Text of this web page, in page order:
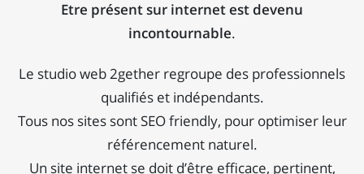
Etre présent sur internet est devenu
incontournable.
Le studio web 2gether regroupe des professionnels
qualifiés et indépendants.
Tous nos sites sont SEO friendly, pour optimiser leur
référencement naturel.
Un site internet se doit d’être efficace, pertinent,